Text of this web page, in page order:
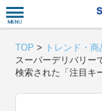
TOP > トレンド・
スーパーデリバリー
検索された「注目キ